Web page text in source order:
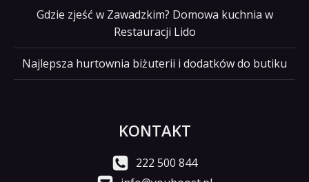
Gdzie zjeść w Zawadzkim? Domowa kuchnia w
Restauracji Lido
Najlepsza hurtownia biżuterii i dodatków do butiku
KONTAKT
222 500 844